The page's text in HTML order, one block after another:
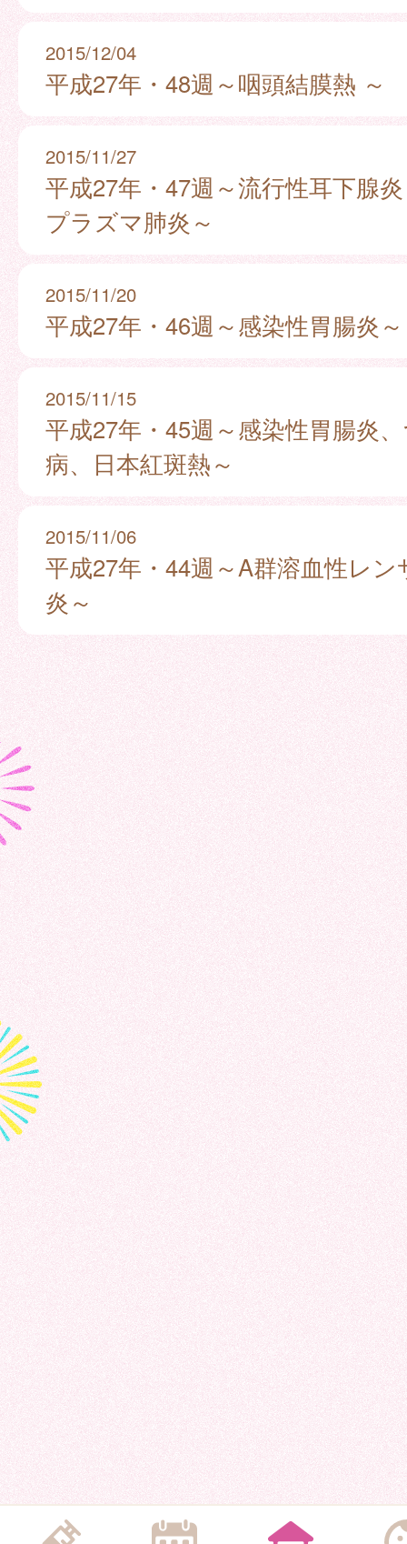
2015/12/04
平成27年・48週～咽頭結膜熱 ～
2015/11/27
平成27年・47週～流行性耳下腺
プラズマ肺炎～
2015/11/20
平成27年・46週～感染性胃腸炎～
2015/11/15
平成27年・45週～感染性胃腸炎
病、日本紅斑熱～
2015/11/06
平成27年・44週～A群溶血性レン
炎～